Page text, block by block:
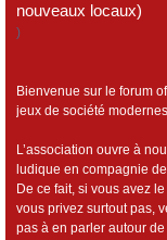
nouveaux locaux)
)
Bienvenue sur le forum
jeux de société
L’association ouvre à
ludique en compagnie
De ce fait, si vous avez
vous privez surtout pas,
pas à en parler autour de